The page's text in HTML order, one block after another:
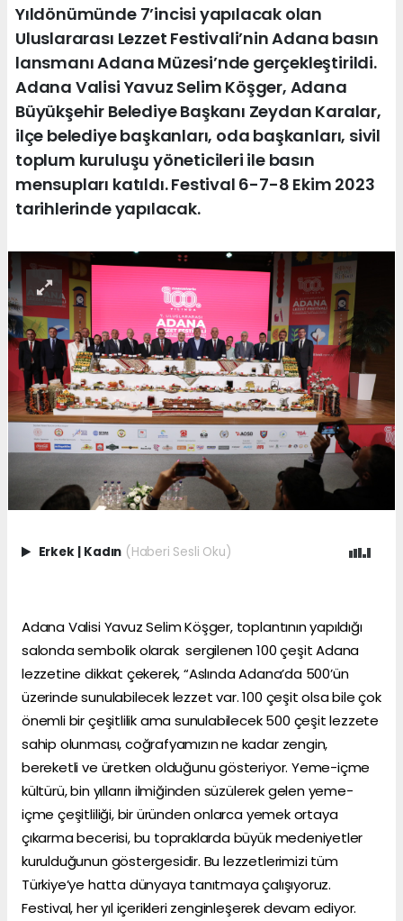
Yıldönümünde 7’incisi yapılacak olan
Uluslararası Lezzet Festivali’nin Adana basın
lansmanı Adana Müzesi’nde gerçekleştirildi.
Adana Valisi Yavuz Selim Köşger, Adana
Büyükşehir Belediye Başkanı Zeydan Karalar,
ilçe belediye başkanları, oda başkanları, sivil
toplum kuruluşu yöneticileri ile basın
mensupları katıldı. Festival 6-7-8 Ekim 2023
tarihlerinde yapılacak.
Erkek | Kadın (Haberi Sesli Oku)
Adana Valisi Yavuz Selim Köşger, toplantının yapıldığı
salonda sembolik olarak sergilenen 100 çeşit Adana
lezzetine dikkat çekerek, “Aslında Adana’da 500’ün
üzerinde sunulabilecek lezzet var. 100 çeşit olsa bile çok
önemli bir çeşitlilik ama sunulabilecek 500 çeşit lezzete
sahip olunması, coğrafyamızın ne kadar zengin,
bereketli ve üretken olduğunu gösteriyor. Yeme-içme
kültürü, bin yılların ilmiğinden süzülerek gelen yeme-
içme çeşitliliği, bir üründen onlarca yemek ortaya
çıkarma becerisi, bu topraklarda büyük medeniyetler
kurulduğunun göstergesidir. Bu lezzetlerimizi tüm
Türkiye’ye hatta dünyaya tanıtmaya çalışıyoruz.
Festival, her yıl içerikleri zenginleşerek devam ediyor.